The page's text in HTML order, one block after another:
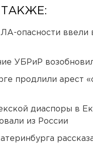
опасности ввели
УБРиР
продлили арест
диаспоры в
из России